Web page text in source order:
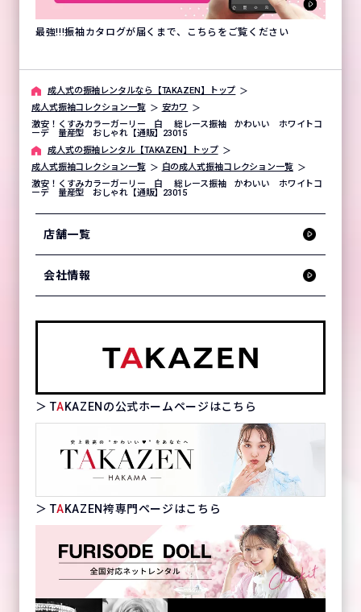
最強!!!振袖カタログが届くまで、こちらをご覧ください
成⼈式の振袖レンタルなら【TAKAZEN】トップ
成人式振袖コレクション一覧
安カワ
激安！くすみカラーガーリー 白 総レース振袖 かわいい ホワイトコ
ーデ 量産型 おしゃれ【通販】23015
成⼈式の振袖レンタル【TAKAZEN】トップ
成人式振袖コレクション一覧
白の成人式振袖コレクション一覧
激安！くすみカラーガーリー 白 総レース振袖 かわいい ホワイトコ
ーデ 量産型 おしゃれ【通販】23015
店舗一覧
会社情報
＞ TAKAZENの公式ホームページはこちら
＞ TAKAZEN袴専門ページはこちら